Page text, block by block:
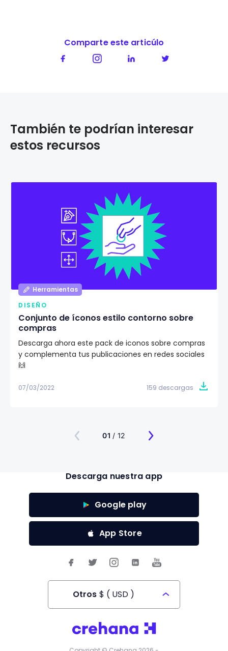
Comparte este articúlo
También te podrían interesar
estos recursos
Herramientas
DISEÑO
Conjunto de íconos estilo contorno sobre
compras
Descarga ahora este pack de iconos sobre compras
y complementa tus publicaciones en redes sociales
🙌
07/03/2022 159 descargas
01 / 12
Descarga nuestra app
Google play
App Store
Otros $ ( USD )